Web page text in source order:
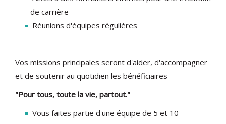
de carrière
Réunions d'équipes régulières
Vos missions principales seront d'aider, d'accompagner
et de soutenir au quotidien les bénéficiaires
"Pour tous, toute la vie, partout."